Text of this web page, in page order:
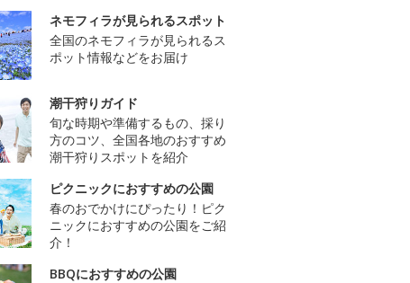
ネモフィラが見られるスポット
全国のネモフィラが見られるス
ポット情報などをお届け
潮干狩りガイド
旬な時期や準備するもの、採り
方のコツ、全国各地のおすすめ
潮干狩りスポットを紹介
ピクニックにおすすめの公園
春のおでかけにぴったり！ピク
ニックにおすすめの公園をご紹
介！
BBQにおすすめの公園